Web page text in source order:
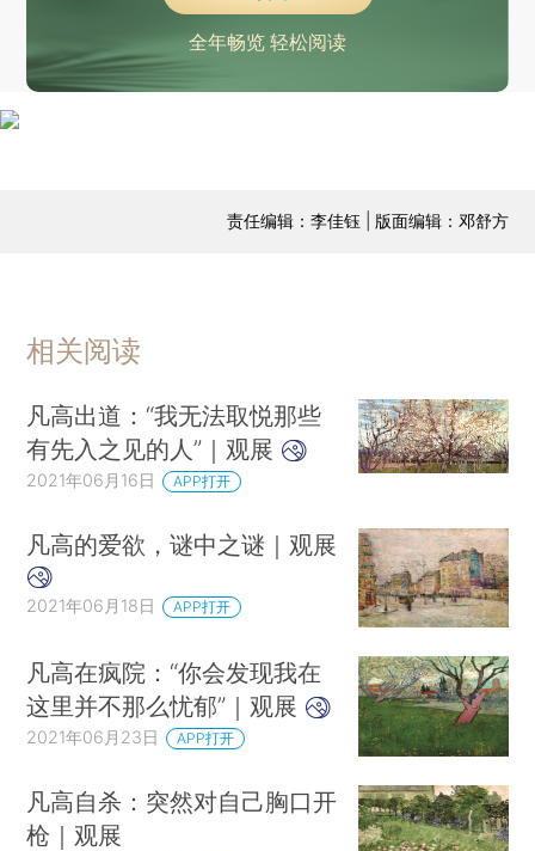
全年畅览 轻松阅读
责任编辑：李佳钰 | 版面编辑：邓舒方
相关阅读
凡高出道：“我无法取悦那些
有先入之见的人”｜观展
2021年06月16日 APP打开
凡高的爱欲，谜中之谜｜观展
2021年06月18日 APP打开
凡高在疯院：“你会发现我在
这里并不那么忧郁”｜观展
2021年06月23日 APP打开
凡高自杀：突然对自己胸口开
枪｜观展